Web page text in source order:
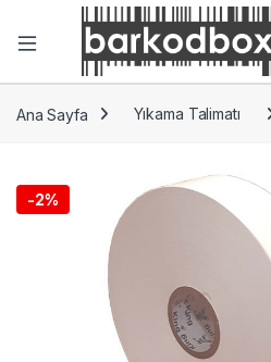
Ana Sayfa Yıkama Talimatı
-2%